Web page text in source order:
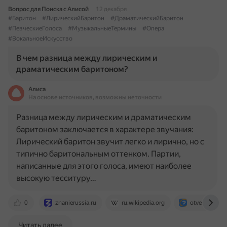
Вопрос для Поиска с Алисой
12 декабря
#Баритон
#ЛирическийБаритон
#ДраматическийБаритон
#ПевческиеГолоса
#МузыкальныеТермины
#Опера
#ВокальноеИскусство
В чем разница между лирическим и
драматическим баритоном?
Алиса
На основе источников, возможны неточности
0 znanierussia.ru ru.wikipedia.org otvet.mail.ru
Разница между лирическим и драматическим
баритоном заключается в характере звучания:
Лирический баритон звучит легко и лирично, но с
типично баритональным оттенком. Партии,
написанные для этого голоса, имеют наиболее
высокую тесситуру…
Читать далее